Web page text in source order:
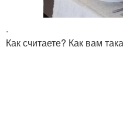
.
Как считаете? Как вам